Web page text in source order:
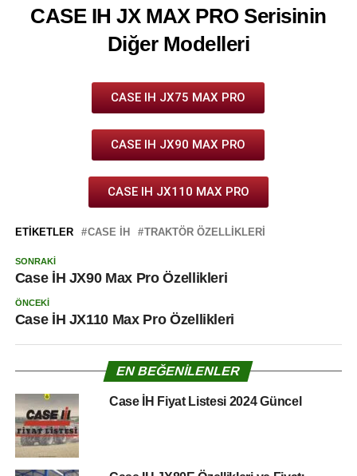
CASE IH JX MAX PRO Serisinin
Diğer Modelleri
CASE IH JX75 MAX PRO
CASE IH JX90 MAX PRO
CASE IH JX110 MAX PRO
ETIKETLER CASE IH TRAKTÖR ÖZELLIKLERI
SONRAKI
Case İH JX90 Max Pro Özellikleri
ÖNCEKI
Case İH JX110 Max Pro Özellikleri
EN BEĞENILENLER
Case İH Fiyat Listesi 2024 Güncel